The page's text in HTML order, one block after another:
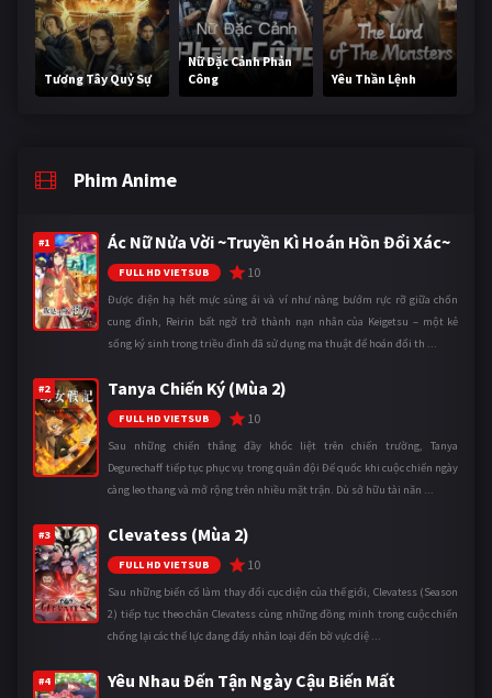
Tương Tây Quỷ Sự
Nữ Đặc Cảnh Phản
Công
Yêu Thần Lệnh
Phim Anime
#1 Ác Nữ Nửa Vời ~Truyền Kì Hoán Hồn Đổi Xác~
FULL HD VIETSUB 10
Được điện hạ hết mực sủng ái và ví như nàng bướm rực rỡ giữa chốn
cung đình, Reirin bất ngờ trở thành nạn nhân của Keigetsu – một kẻ
sống ký sinh trong triều đình đã sử dụng ma thuật để hoán đổi th ...
#2 Tanya Chiến Ký (Mùa 2)
FULL HD VIETSUB 10
Sau những chiến thắng đầy khốc liệt trên chiến trường, Tanya
Degurechaff tiếp tục phục vụ trong quân đội Đế quốc khi cuộc chiến ngày
càng leo thang và mở rộng trên nhiều mặt trận. Dù sở hữu tài năn ...
#3 Clevatess (Mùa 2)
FULL HD VIETSUB 10
Sau những biến cố làm thay đổi cục diện của thế giới, Clevatess (Season
2) tiếp tục theo chân Clevatess cùng những đồng minh trong cuộc chiến
chống lại các thế lực đang đẩy nhân loại đến bờ vực diệ ...
#4 Yêu Nhau Đến Tận Ngày Cậu Biến Mất